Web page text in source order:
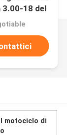
3.00-18 del
motociclo di